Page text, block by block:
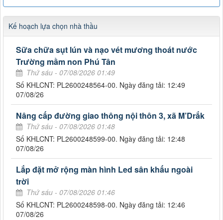
Kế hoạch lựa chọn nhà thầu
Sữa chữa sụt lún và nạo vét mương thoát nước
Trường mầm non Phú Tân
Thứ sáu - 07/08/2026 01:49
Số KHLCNT: PL2600248564-00. Ngày đăng tải: 12:49
07/08/26
Nâng cấp đường giao thông nội thôn 3, xã M’Drắk
Thứ sáu - 07/08/2026 01:48
Số KHLCNT: PL2600248599-00. Ngày đăng tải: 12:48
07/08/26
Lắp đặt mở rộng màn hình Led sân khấu ngoài
trời
Thứ sáu - 07/08/2026 01:46
Số KHLCNT: PL2600248598-00. Ngày đăng tải: 12:46
07/08/26